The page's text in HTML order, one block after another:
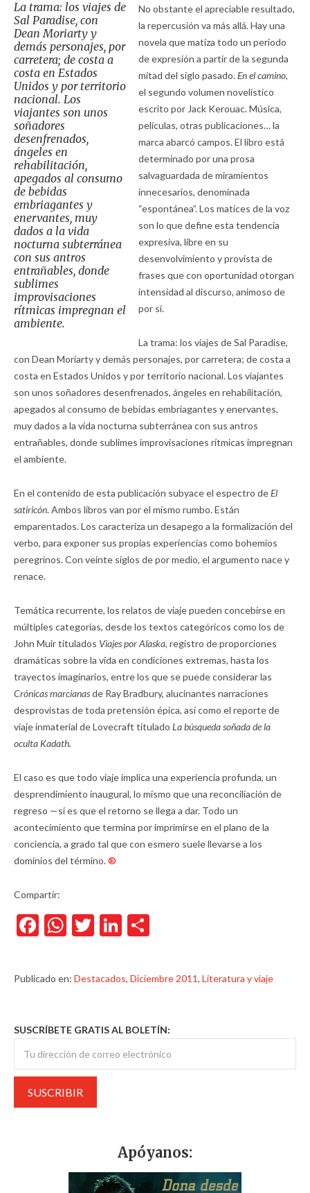
La trama: los viajes de
Sal Paradise, con
Dean Moriarty y
demás personajes, por
carretera; de costa a
costa en Estados
Unidos y por territorio
nacional. Los
viajantes son unos
soñadores
desenfrenados,
ángeles en
rehabilitación,
apegados al consumo
de bebidas
embriagantes y
enervantes, muy
dados a la vida
nocturna subterránea
con sus antros
entrañables, donde
sublimes
improvisaciones
rítmicas impregnan el
ambiente.
No obstante el apreciable resultado,
la repercusión va más allá. Hay una
novela que matiza todo un periodo
de expresión a partir de la segunda
mitad del siglo pasado.En el camino,
el segundo volumen novelístico
escrito por Jack Kerouac. Música,
películas, otras publicaciones… la
marca abarcó campos. El libro está
determinado por una prosa
salvaguardada de miramientos
innecesarios, denominada
“espontánea”. Los matices de la voz
son lo que define esta tendencia
expresiva, libre en su
desenvolvimiento y provista de
frases que con oportunidad otorgan
intensidad al discurso, animoso de
por sí.
La trama: los viajes de Sal Paradise,
con Dean Moriarty y demás personajes, por carretera; de costa a
costa en Estados Unidos y por territorio nacional. Los viajantes
son unos soñadores desenfrenados, ángeles en rehabilitación,
apegados al consumo de bebidas embriagantes y enervantes,
muy dados a la vida nocturna subterránea con sus antros
entrañables, donde sublimes improvisaciones rítmicas impregnan
el ambiente.
En el contenido de esta publicación subyace el espectro deEl
satiricón. Ambos libros van por el mismo rumbo. Están
emparentados. Los caracteriza un desapego a la formalización del
verbo, para exponer sus propias experiencias como bohemios
peregrinos. Con veinte siglos de por medio, el argumento nace y
renace.
Temática recurrente, los relatos de viaje pueden concebirse en
múltiples categorías, desde los textos categóricos como los de
John Muir titulados Viajes por Alaska, registro de proporciones
dramáticas sobre la vida en condiciones extremas, hasta los
trayectos imaginarios, entre los que se puede considerar las
Crónicas marcianasde Ray Bradbury, alucinantes narraciones
desprovistas de toda pretensión épica, así como el reporte de
viaje inmaterial de Lovecraft titulado La búsqueda soñada de la
oculta Kadath.
El caso es que todo viaje implica una experiencia profunda, un
desprendimiento inaugural, lo mismo que una reconciliación de
regreso —si es que el retorno se llega a dar. Todo un
acontecimiento que termina por imprimirse en el plano de la
conciencia, a grado tal que con esmero suele llevarse a los
dominios del término.®
Compartir:
Facebook
WhatsApp
TwitterLinkedIn
Publicado en: Destacados, Diciembre 2011, Literatura y viaje
SUSCRÍBETE GRATIS AL BOLETÍN:
Apóyanos: